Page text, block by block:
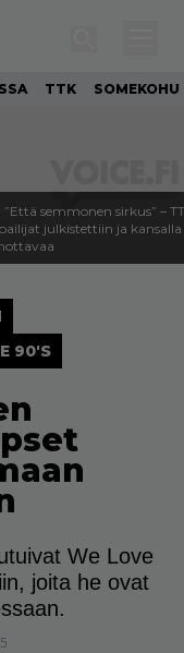
TTK SOMEKOHU
”Että semmonen sirkus” –
julkistettiin ja
90'S
We Love
joita he ovat